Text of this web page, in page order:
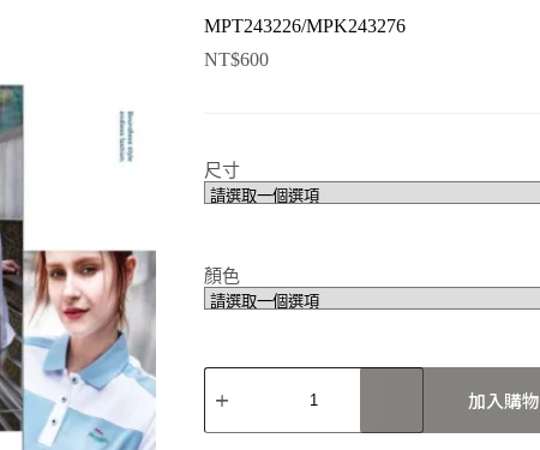
MPT243226/MPK243276
NT$600
尺寸
顏色
MPT243226/MPK243276
數
量
加入購